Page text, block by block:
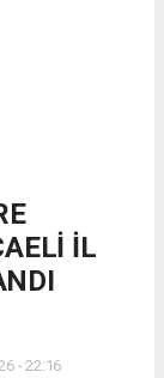
İL
- 22:16